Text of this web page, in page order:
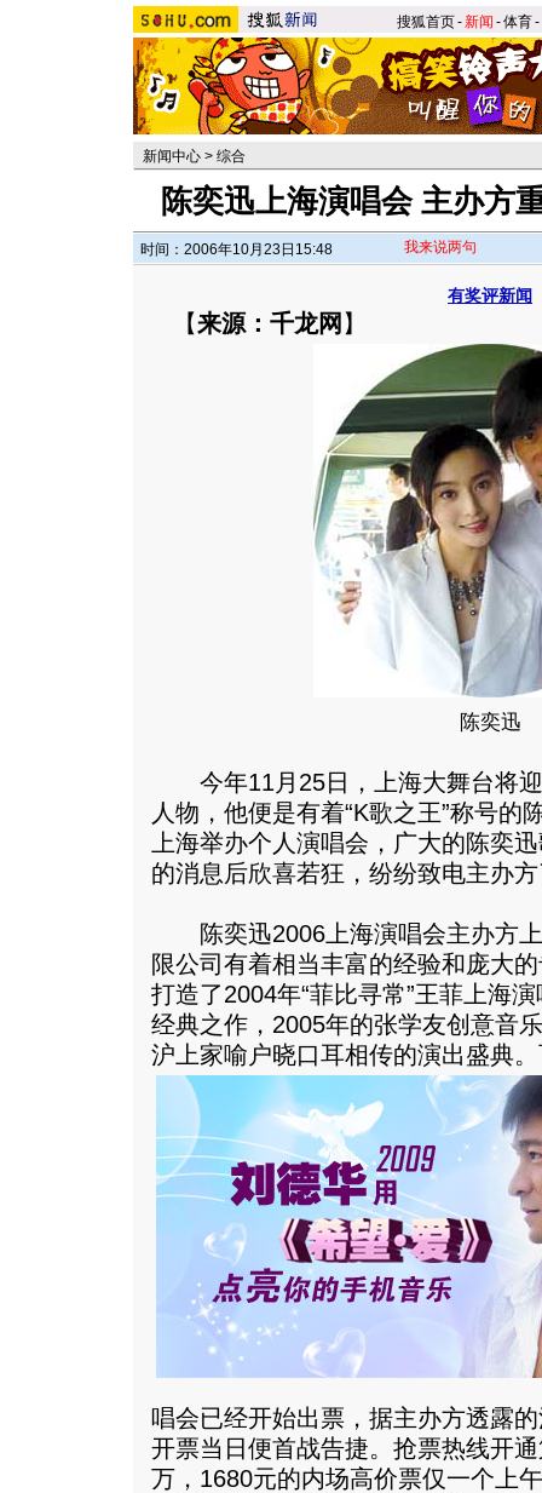
搜狐首页-新闻 -体育-
新闻中心 > 综合
陈奕迅上海演唱会 主办方
时间：2006年10月23日15:48 我来说两句
有奖评新闻
【来源：千龙网 】
陈奕迅
今年11月25日，上海大舞台将迎
人物，他便是有着“K歌之王”称号的
上海举办个人演唱会，广大的陈奕
的消息后欣喜若狂，纷纷致电主办
陈奕迅2006上海演唱会主办方上
限公司有着相当丰富的经验和庞大
打造了2004年“菲比寻常”王菲上海
经典之作，2005年的张学友创意音
沪上家喻户晓口耳相传的演出盛典。
唱会已经开始出票，据主办方透露
开票当日便首战告捷。抢票热线开
万，1680元的内场高价票仅一个上